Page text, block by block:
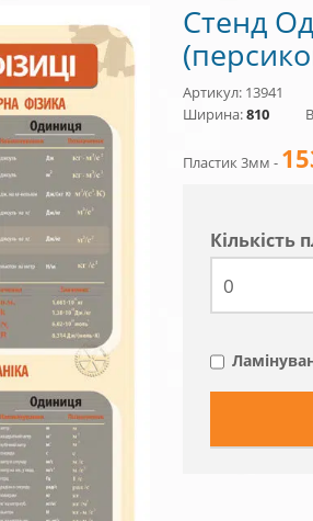
Стенд
Артикул: 13941
Ширина:810
Пластик 3мм -
Кiлькiсть